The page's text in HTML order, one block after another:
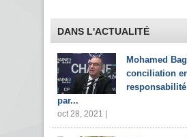
DANS L'ACTUALITÉ
Mohamed
conciliation
par...
oct 28, 2021 |